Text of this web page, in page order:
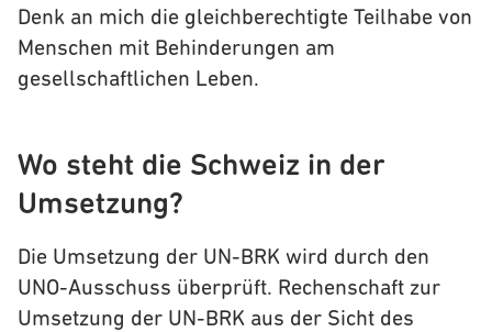
Denk an mich die gleichberechtigte Teilhabe von
Menschen mit Behinderungen am
gesellschaftlichen Leben.
Wo steht die Schweiz in der
Umsetzung?
Die Umsetzung der UN-BRK wird durch den
UNO-Ausschuss überprüft. Rechenschaft zur
Umsetzung der UN-BRK aus der Sicht des